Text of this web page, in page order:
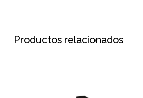
Productos relacionados